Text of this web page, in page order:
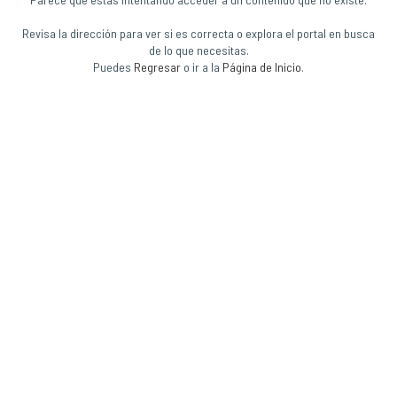
Revisa la dirección para ver si es correcta o explora el portal en busca
de lo que necesitas.
Puedes Regresar o ir a la Página de Inicio.